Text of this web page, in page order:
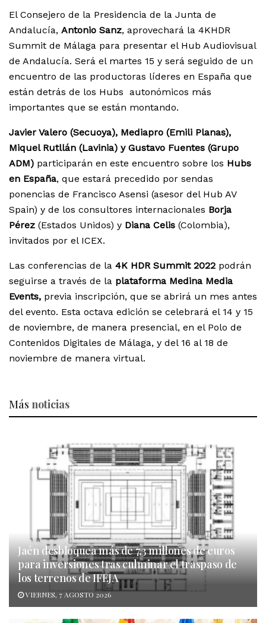
El Consejero de la Presidencia de la Junta de
Andalucía, Antonio Sanz, aprovechará la 4KHDR
Summit de Málaga para presentar el Hub Audiovisual
de Andalucía. Será el martes 15 y será seguido de un
encuentro de las productoras líderes en España que
están detrás de los Hubs autonómicos más
importantes que se están montando.
Javier Valero (Secuoya), Mediapro (Emili Planas),
Miquel Rutllán (Lavinia) y Gustavo Fuentes (Grupo
ADM) participarán en este encuentro sobre los Hubs
en España, que estará precedido por sendas
ponencias de Francisco Asensi (asesor del Hub AV
Spain) y de los consultores internacionales Borja
Pérez (Estados Unidos) y Diana Celis (Colombia),
invitados por el ICEX.
Las conferencias de la 4K HDR Summit 2022 podrán
seguirse a través de la plataforma Medina Media
Events, previa inscripción, que se abrirá un mes antes
del evento. Esta octava edición se celebrará el 14 y 15
de noviembre, de manera presencial, en el Polo de
Contenidos Digitales de Málaga, y del 16 al 18 de
noviembre de manera virtual.
Más noticias
Jaén desbloquea más de 7,3 millones de euros
para inversiones tras culminar el traspaso de
los terrenos de IFEJA
VIERNES, 7 AGOSTO 2026